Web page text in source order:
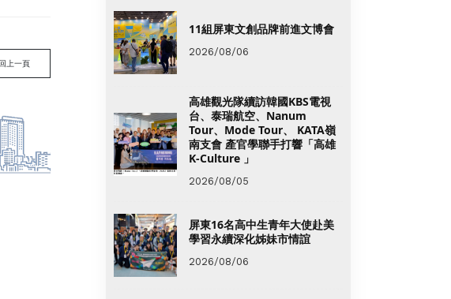
上一頁
11組屏東文創品牌前進文博會
2026/08/06
高雄觀光隊續訪韓國KBS電視
台、泰瑞航空、Nanum
Tour、Mode Tour、 KATA嶺
南支會 產官學聯手打響「高雄
K-Culture 」
2026/08/05
屏東16名高中生青年大使赴美
學習永續深化姊妹市情誼
2026/08/06